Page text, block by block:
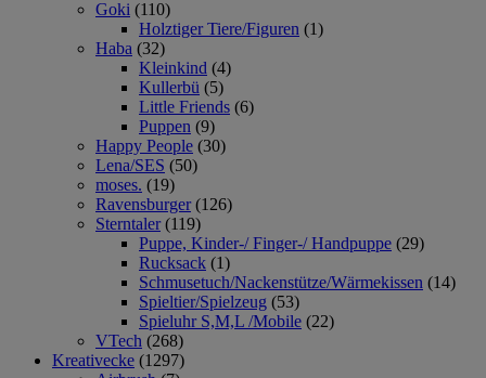
Goki (110)
Holztiger Tiere/Figuren (1)
Haba (32)
Kleinkind (4)
Kullerbü (5)
Little Friends (6)
Puppen (9)
Happy People (30)
Lena/SES (50)
moses. (19)
Ravensburger (126)
Sterntaler (119)
Puppe, Kinder-/ Finger-/ Handpuppe (29)
Rucksack (1)
Schmusetuch/Nackenstütze/Wärmekissen (14)
Spieltier/Spielzeug (53)
Spieluhr S,M,L /Mobile (22)
VTech (268)
Kreativecke (1297)